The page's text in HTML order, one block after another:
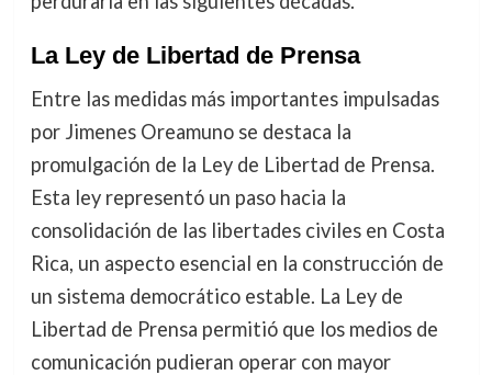
La Ley de Libertad de Prensa
Entre las medidas más importantes impulsadas
por Jimenes Oreamuno se destaca la
promulgación de la Ley de Libertad de Prensa.
Esta ley representó un paso hacia la
consolidación de las libertades civiles en Costa
Rica, un aspecto esencial en la construcción de
un sistema democrático estable. La Ley de
Libertad de Prensa permitió que los medios de
comunicación pudieran operar con mayor